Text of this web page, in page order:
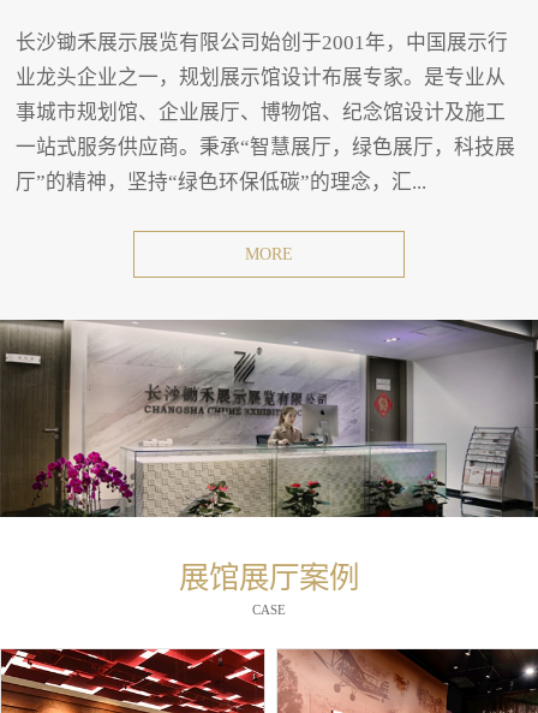
长沙锄禾展示展览有限公司始创于2001年，中国展示行
业龙头企业之一，规划展示馆设计布展专家。是专业从
事城市规划馆、企业展厅、博物馆、纪念馆设计及施工
一站式服务供应商。秉承“智慧展厅，绿色展厅，科技展
厅”的精神，坚持“绿色环保低碳”的理念，汇...
MORE
展馆展厅案例
CASE